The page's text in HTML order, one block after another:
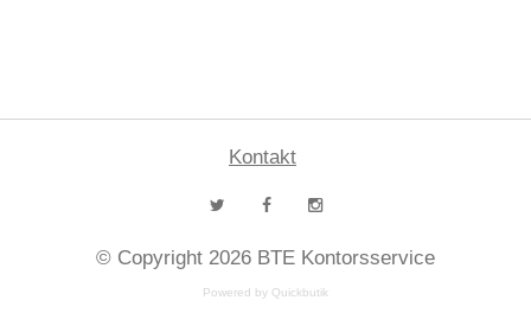
Kontakt
© Copyright 2026 BTE Kontorsservice
Powered by Quickbutik